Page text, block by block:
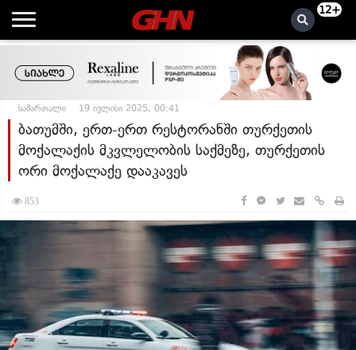
12+
სამართალი 19 ივლისი 2025, 00:41
ბათუმში, ერთ-ერთ რესტორანში თურქეთის
მოქალაქის მკვლელობის საქმეზე, თურქეთის
ორი მოქალაქე დააკავეს
853